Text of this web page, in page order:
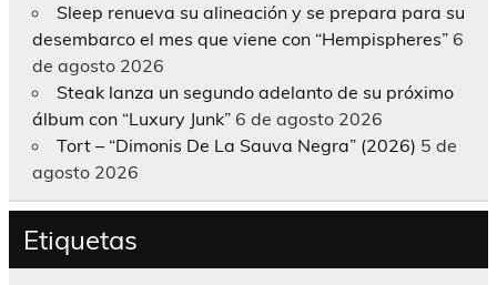
Sleep renueva su alineación y se prepara para su
desembarco el mes que viene con “Hempispheres” 6
de agosto 2026
Steak lanza un segundo adelanto de su próximo
álbum con “Luxury Junk” 6 de agosto 2026
Tort – “Dimonis De La Sauva Negra” (2026) 5 de
agosto 2026
Etiquetas